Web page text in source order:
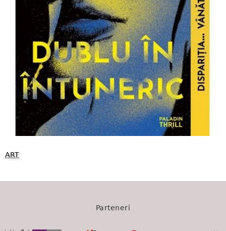
ART
Parteneri